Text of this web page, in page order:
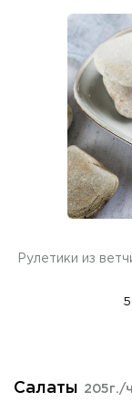
Рулетики из
Салаты 205г./